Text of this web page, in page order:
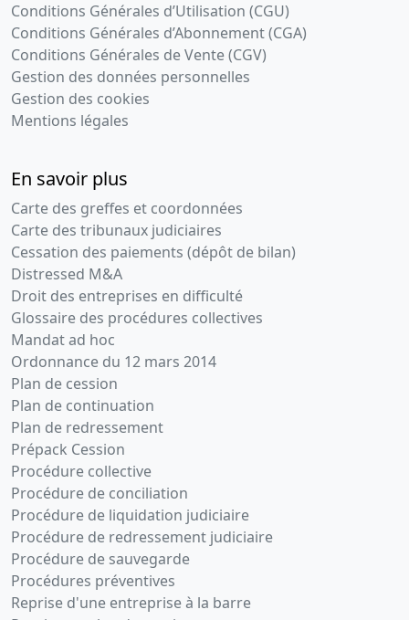
Conditions Générales d’Utilisation (CGU)
Conditions Générales d’Abonnement (CGA)
Conditions Générales de Vente (CGV)
Gestion des données personnelles
Gestion des cookies
Mentions légales
En savoir plus
Carte des greffes et coordonnées
Carte des tribunaux judiciaires
Cessation des paiements (dépôt de bilan)
Distressed M&A
Droit des entreprises en difficulté
Glossaire des procédures collectives
Mandat ad hoc
Ordonnance du 12 mars 2014
Plan de cession
Plan de continuation
Plan de redressement
Prépack Cession
Procédure collective
Procédure de conciliation
Procédure de liquidation judiciaire
Procédure de redressement judiciaire
Procédure de sauvegarde
Procédures préventives
Reprise d'une entreprise à la barre